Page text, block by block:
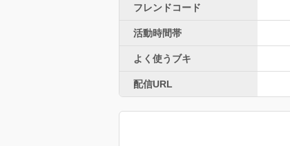
フレンドコード
活動時間帯
よく使うブキ
配信URL